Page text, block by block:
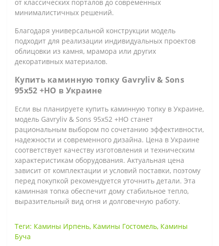
от классических порталов до современных
минималистичных решений.
Благодаря универсальной конструкции модель
подходит для реализации индивидуальных проектов
облицовки из камня, мрамора или других
декоративных материалов.
Купить каминную топку Gavryliv & Sons
95x52 +HO в Украине
Если вы планируете купить каминную топку в Украине,
модель Gavryliv & Sons 95x52 +HO станет
рациональным выбором по сочетанию эффективности,
надежности и современного дизайна. Цена в Украине
соответствует качеству изготовления и техническим
характеристикам оборудования. Актуальная цена
зависит от комплектации и условий поставки, поэтому
перед покупкой рекомендуется уточнить детали. Эта
каминная топка обеспечит дому стабильное тепло,
выразительный вид огня и долговечную работу.
Теги: Камины Ирпень, Камины Гостомель, Камины
Буча